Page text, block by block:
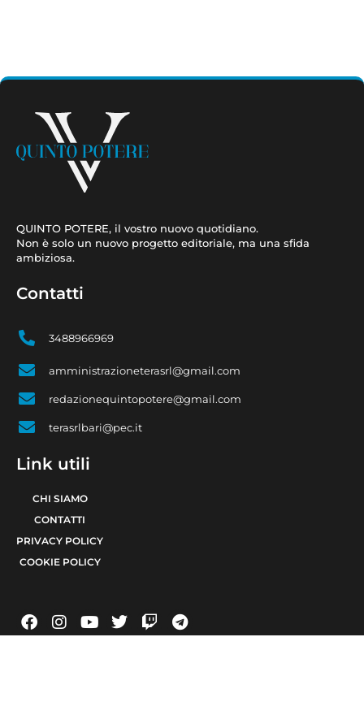
QUINTO POTERE, il vostro nuovo quotidiano.
Non è solo un nuovo progetto editoriale, ma una sfida
ambiziosa.
Contatti
3488966969
amministrazioneterasrl@gmail.com
redazionequintopotere@gmail.com
terasrlbari@pec.it
Link utili
CHI SIAMO
CONTATTI
PRIVACY POLICY
COOKIE POLICY